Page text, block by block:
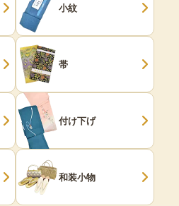
小紋
帯
付け下げ
和装小物